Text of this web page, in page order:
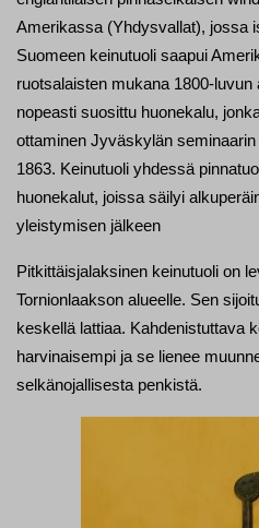
Amerikassa (Yhdysvallat), jossa
Suomeen keinutuoli saapui
ruotsalaisten mukana 1800-
nopeasti suosittu huonekalu,
ottaminen Jyväskylän
1863. Keinutuoli yhdessä
huonekalut, joissa säilyi
yleistymisen jälkeen
Pitkittäisjalaksinen keinutuoli on
Tornionlaakson alueelle. Sen
keskellä lattiaa. Kahdenistuttava
harvinaisempi ja se lienee
selkänojallisesta penkistä.